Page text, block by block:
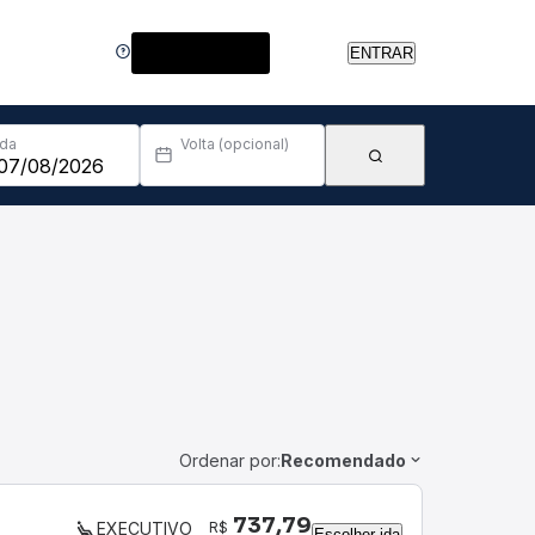
ENTRAR
Volta (opcional)
Ordenar por:Recomendado
EXECUTIVO R$ 737,79